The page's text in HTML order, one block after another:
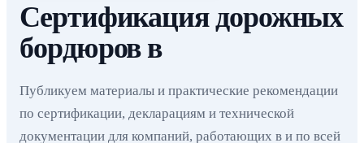
Сертификация дорожных
бордюров в
Публикуем материалы и практические рекомендации
по сертификации, декларациям и технической
документации для компаний, работающих в и по всей